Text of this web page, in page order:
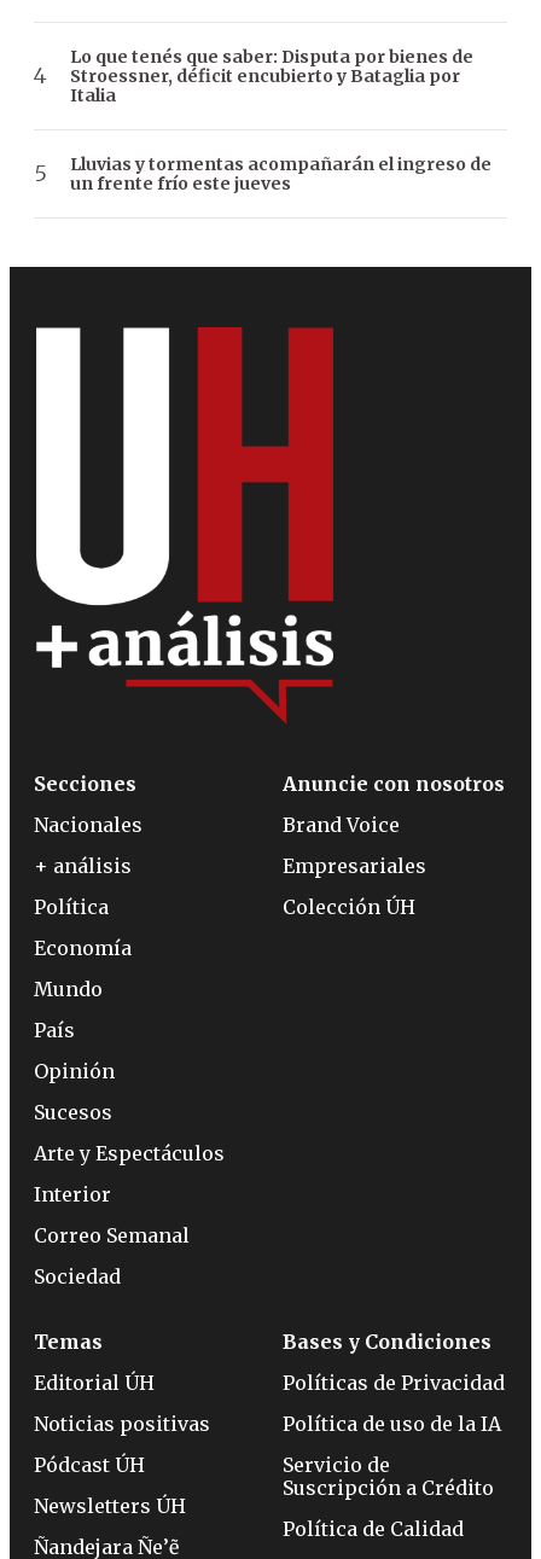
Lo que tenés que saber: Disputa por bienes de
Stroessner, déficit encubierto y Bataglia por
Italia
Lluvias y tormentas acompañarán el ingreso de
un frente frío este jueves
Secciones
Nacionales
+ análisis
Política
Economía
Mundo
País
Opinión
Sucesos
Arte y Espectáculos
Interior
Correo Semanal
Sociedad
Anuncie con nosotros
Brand Voice
Empresariales
Colección ÚH
Temas
Editorial ÚH
Noticias positivas
Pódcast ÚH
Newsletters ÚH
Ñandejara Ñe’ẽ
Bases y Condiciones
Políticas de Privacidad
Política de uso de la IA
Servicio de
Suscripción a Crédito
Política de Calidad